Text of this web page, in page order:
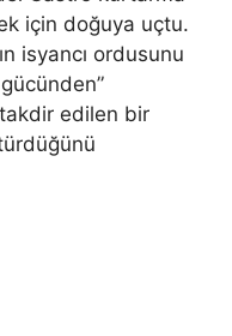
için doğuya uçtu.
isyancı ordusunu
edilen bir